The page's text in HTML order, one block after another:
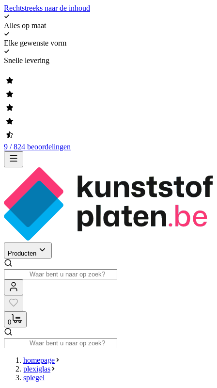
Rechtstreeks naar de inhoud
Alles op maat
Elke gewenste vorm
Snelle levering
9 / 824 beoordelingen
Producten
0
homepage
plexiglas
spiegel